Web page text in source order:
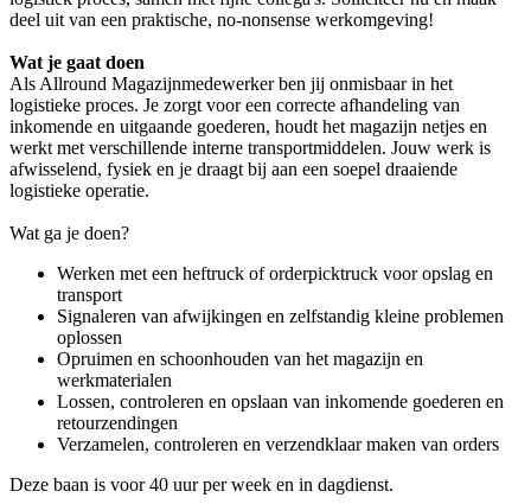
deel uit van een praktische, no-nonsense werkomgeving!
Wat je gaat doen
Als Allround Magazijnmedewerker ben jij onmisbaar in het
logistieke proces. Je zorgt voor een correcte afhandeling van
inkomende en uitgaande goederen, houdt het magazijn netjes en
werkt met verschillende interne transportmiddelen. Jouw werk is
afwisselend, fysiek en je draagt bij aan een soepel draaiende
logistieke operatie.
Wat ga je doen?
Werken met een heftruck of orderpicktruck voor opslag en
transport
Signaleren van afwijkingen en zelfstandig kleine problemen
oplossen
Opruimen en schoonhouden van het magazijn en
werkmaterialen
Lossen, controleren en opslaan van inkomende goederen en
retourzendingen
Verzamelen, controleren en verzendklaar maken van orders
Deze baan is voor 40 uur per week en in dagdienst.